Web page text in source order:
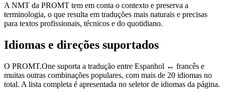
A NMT da PROMT tem em conta o contexto e preserva a
terminologia, o que resulta em traduções mais naturais e precisas
para textos profissionais, técnicos e do quotidiano.
Idiomas e direções suportados
O PROMT.One suporta a tradução entre Espanhol ↔ francês e
muitas outras combinações populares, com mais de 20 idiomas no
total. A lista completa é apresentada no seletor de idiomas da página.